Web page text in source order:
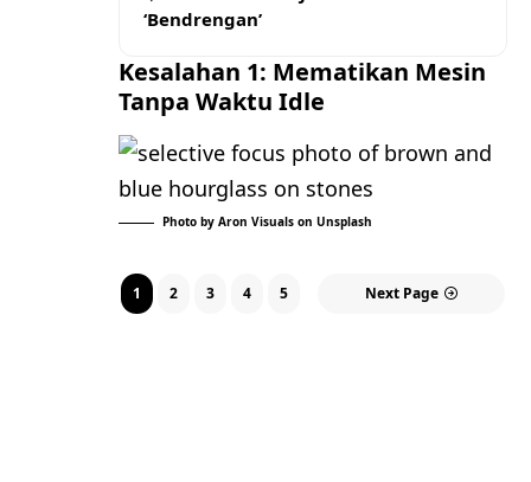
‘Bendrengan’
Kesalahan 1: Mematikan Mesin
Tanpa Waktu Idle
Photo by Aron Visuals on Unsplash
1 2 3 4 5 Next Page